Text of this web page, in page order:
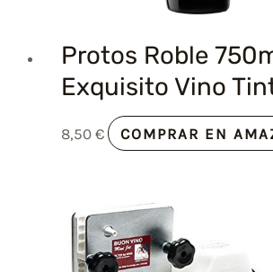
Protos Roble
Exquisito Vino
8,50€ COMPRAR EN